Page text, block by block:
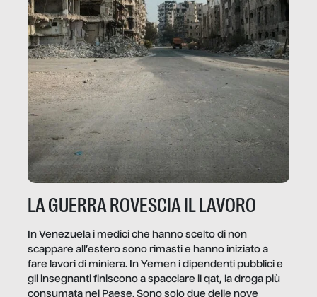
LA GUERRA ROVESCIA IL LAVORO
In Venezuela i medici che hanno scelto di non
scappare all’estero sono rimasti e hanno iniziato a
fare lavori di miniera. In Yemen i dipendenti pubblici e
gli insegnanti finiscono a spacciare il qat, la droga più
consumata nel Paese. Sono solo due delle nove